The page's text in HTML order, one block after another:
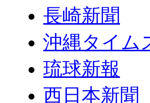
長崎新聞
沖縄タイム
琉球新報
西日本新聞